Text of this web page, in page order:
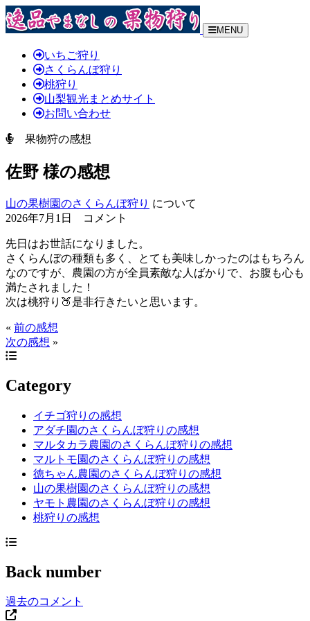
MENU
いちご狩り
さくらんぼ狩り
桃狩り
山梨観光まとめサイト
お問い合わせ
果物狩の感想
佐野 様の感想
山の果樹園のさくらんぼ狩り について
2026年7月1日 コメント
先日はお世話になりました。
さくらんぼの種類も多く、とても美味しかったのはもちろん
なのですが、農園の方が全員素敵な人ばかりで、お腹も心も
満たされました！
次は桃狩り🍑是非行きたいと思います。
« 前の感想
次の感想 »
Category
イチゴ狩りの感想
アダチ園のさくらんぼ狩りの感想
マルタカラ農園のさくらんぼ狩りの感想
マルトモ園のさくらんぼ狩りの感想
徳ちゃん農園のさくらんぼ狩りの感想
山の果樹園のさくらんぼ狩りの感想
ヤモト農園のさくらんぼ狩りの感想
桃狩りの感想
Back number
過去のコメント